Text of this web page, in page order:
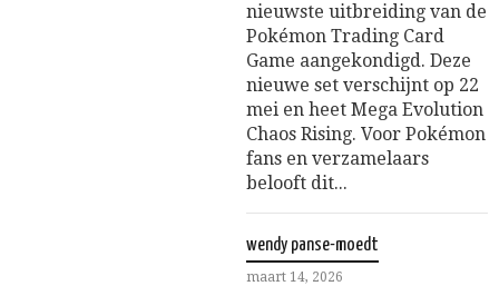
nieuwste uitbreiding van de
Pokémon Trading Card
Game aangekondigd. Deze
nieuwe set verschijnt op 22
mei en heet Mega Evolution
Chaos Rising. Voor Pokémon
fans en verzamelaars
belooft dit...
wendy panse-moedt
maart 14, 2026